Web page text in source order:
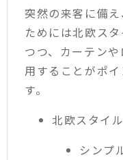
突然の来客に備
ためには北欧ス
つつ、カーテン
用することがポ
す。
北欧スタイ
シンプ